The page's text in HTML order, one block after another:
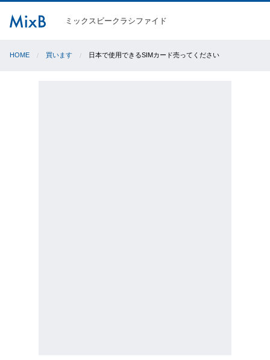
ミックスビークラシファイド
HOME 買います 日本で使用できるSIMカード売ってください